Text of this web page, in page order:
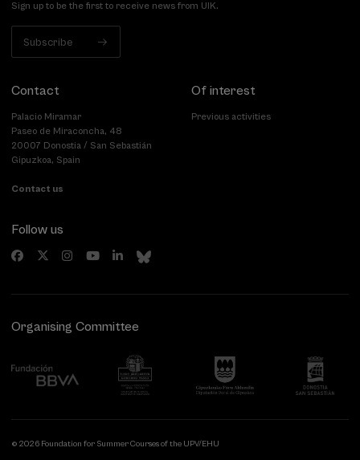
Sign up to be the first to receive news from UIK.
Subscribe
Contact
Palacio Miramar
Paseo de Miraconcha, 48
20007 Donostia / San Sebastián
Gipuzkoa, Spain
Contact us
Of interest
Previous activities
Follow us
Organising Committee
© 2026 Foundation for Summer Courses of the UPV/EHU